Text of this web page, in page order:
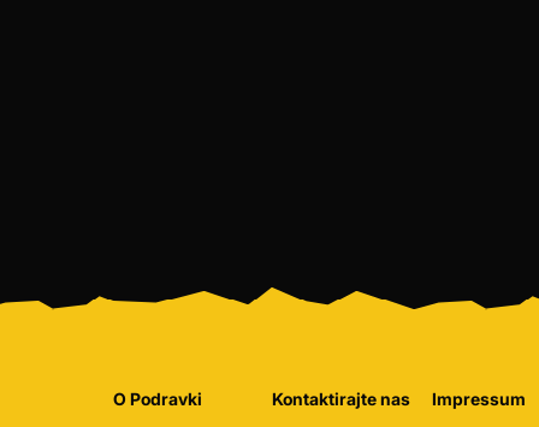
O Podravki
Kontaktirajte nas
Impressum